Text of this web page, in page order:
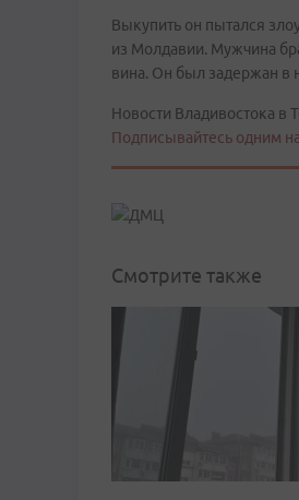
Выкупить он пытался
из Молдавии. Мужчина
вина. Он был задержан в
Новости Владивостока в
Подписывайтесь одним
Смотрите также